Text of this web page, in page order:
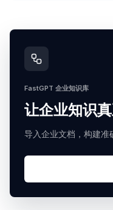
FastGPT 企业知识库
让企业知识
导入企业文档，构建准